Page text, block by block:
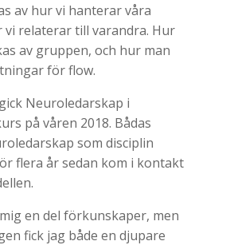
av hur vi hanterar våra
relaterar till varandra. Hur
av gruppen, och hur man
för flow.
Neuroledarskap i
på våren 2018. Bådas
som disciplin
flera år sedan kom i kontakt
en del förkunskaper, men
fick jag både en djupare